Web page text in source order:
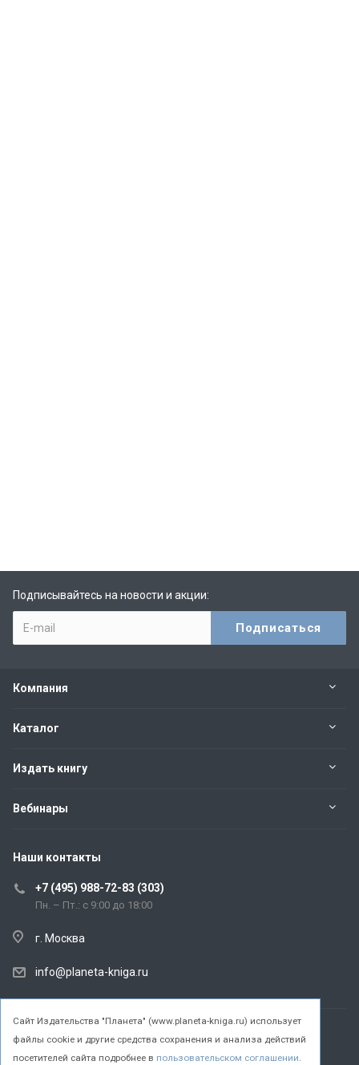
Подписывайтесь на новости и акции:
Компания
Каталог
Издать книгу
Вебинары
Наши контакты
+7 (495) 988-72-83 (303)
Пн. – Пт.: с 9:00 до 18:00
г. Москва
info@planeta-kniga.ru
© 2026 Все права защищены.
Cайт Издательства "Планета" (www.planeta-kniga.ru) использует
файлы cookie и другие средства сохранения и анализа действий
посетителей сайта подробнее в пользовательском соглашении.